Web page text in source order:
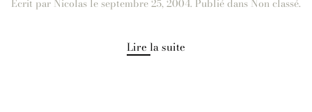
Écrit par Nicolas leseptembre 25, 2004. Publié dans Non classé.
Lire la suite